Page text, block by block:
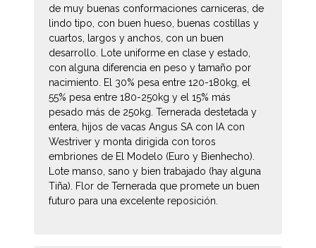
de muy buenas conformaciones carniceras, de
lindo tipo, con buen hueso, buenas costillas y
cuartos, largos y anchos, con un buen
desarrollo. Lote uniforme en clase y estado,
con alguna diferencia en peso y tamaño por
nacimiento. El 30% pesa entre 120-180kg, el
55% pesa entre 180-250kg y el 15% más
pesado más de 250kg. Ternerada destetada y
entera, hijos de vacas Angus SA con IA con
Westriver y monta dirigida con toros
embriones de El Modelo (Euro y Bienhecho).
Lote manso, sano y bien trabajado (hay alguna
Tiña). Flor de Ternerada que promete un buen
futuro para una excelente reposición.